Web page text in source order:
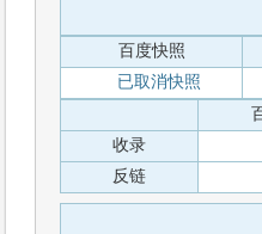
百度快照
已取消快照
收录
反链